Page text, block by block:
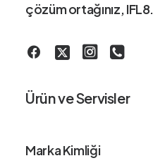
çözüm ortağınız, IFL8.
Ürün ve Servisler
Marka Kimliği